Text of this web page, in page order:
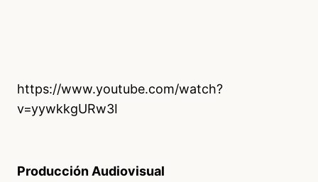
https://www.youtube.com/watch?
v=yywkkgURw3I
Producción Audiovisual